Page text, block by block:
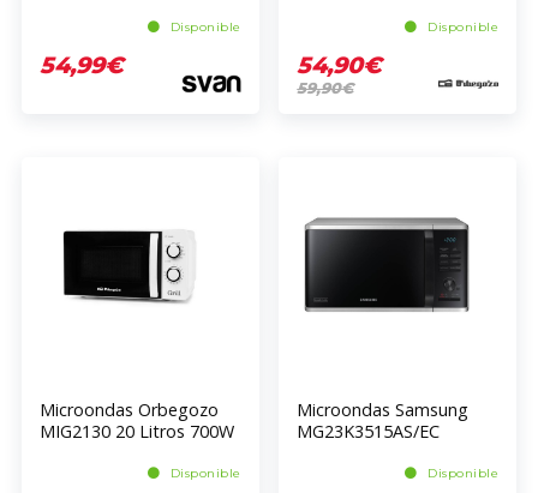
Disponible
54,99€
Disponible
54,90€
59,90€
Microondas Orbegozo
MIG2130 20 Litros 700W
44.6cm 24.3cm 36.1cm
Disponible
Microondas Samsung
MG23K3515AS/EC
Disponible